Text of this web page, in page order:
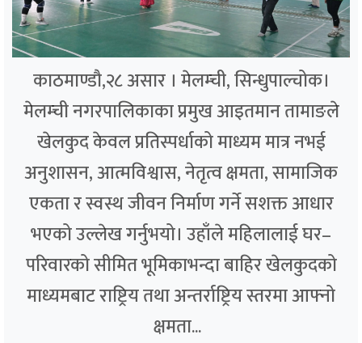
काठमाण्डौ,२८ असार । मेलम्ची, सिन्धुपाल्चोक।
मेलम्ची नगरपालिकाका प्रमुख आइतमान तामाङले
खेलकुद केवल प्रतिस्पर्धाको माध्यम मात्र नभई
अनुशासन, आत्मविश्वास, नेतृत्व क्षमता, सामाजिक
एकता र स्वस्थ जीवन निर्माण गर्ने सशक्त आधार
भएको उल्लेख गर्नुभयो। उहाँले महिलालाई घर–
परिवारको सीमित भूमिकाभन्दा बाहिर खेलकुदको
माध्यमबाट राष्ट्रिय तथा अन्तर्राष्ट्रिय स्तरमा आफ्नो
क्षमता...